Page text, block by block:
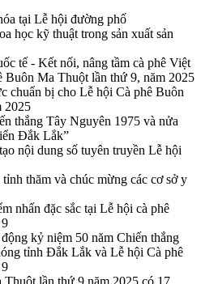
tại Lễ hội đường phố
học kỹ thuật trong sản xuất sản
tế - Kết nối, nâng tầm cà phê Việt
Buôn Ma Thuột lần thứ 9, năm 2025
chuẩn bị cho Lễ hội Cà phê Buôn
2025
thắng Tây Nguyên 1975 và nửa
Đắk Lắk”
nội dung số tuyên truyền Lễ hội
thăm và chúc mừng các cơ sở y
nhấn đặc sắc tại Lễ hội cà phê
kỷ niệm 50 năm Chiến thắng
tỉnh Đắk Lắk và Lễ hội Cà phê